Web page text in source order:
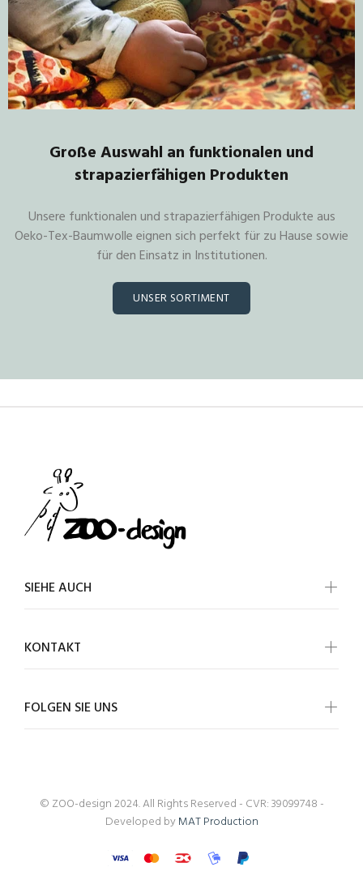
Große Auswahl an funktionalen und
strapazierfähigen Produkten
Unsere funktionalen und strapazierfähigen Produkte aus
Oeko-Tex-Baumwolle eignen sich perfekt für zu Hause sowie
für den Einsatz in Institutionen.
UNSER SORTIMENT
SIEHE AUCH
KONTAKT
FOLGEN SIE UNS
© ZOO-design 2024. All Rights Reserved - CVR: 39099748 -
Developed byMAT Production